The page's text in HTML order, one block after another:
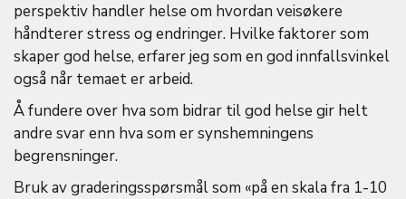
perspektiv handler helse om hvordan veisøkere
håndterer stress og endringer. Hvilke faktorer som
skaper god helse, erfarer jeg som en god innfallsvinkel
også når temaet er arbeid.
Å fundere over hva som bidrar til god helse gir helt
andre svar enn hva som er synshemningens
begrensninger.
Bruk av graderingsspørsmål som «på en skala fra 1-10